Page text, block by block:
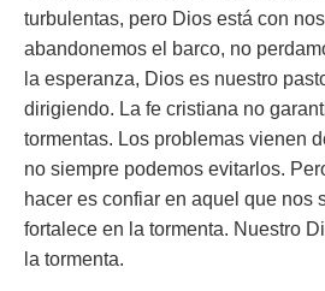
turbulentas, pero Dios está con
abandonemos el barco, no
la esperanza, Dios es nuestro
dirigiendo. La fe cristiana no
tormentas. Los problemas vienen
no siempre podemos evitarlos.
hacer es confiar en aquel que nos
fortalece en la tormenta. Nuestro
la tormenta.